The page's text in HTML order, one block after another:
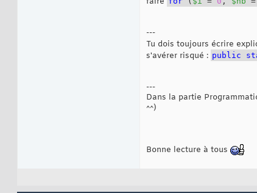
---
Tu dois toujours écrire
s'avérer risqué : public
---
Dans la partie
^^)
Bonne lecture à tous